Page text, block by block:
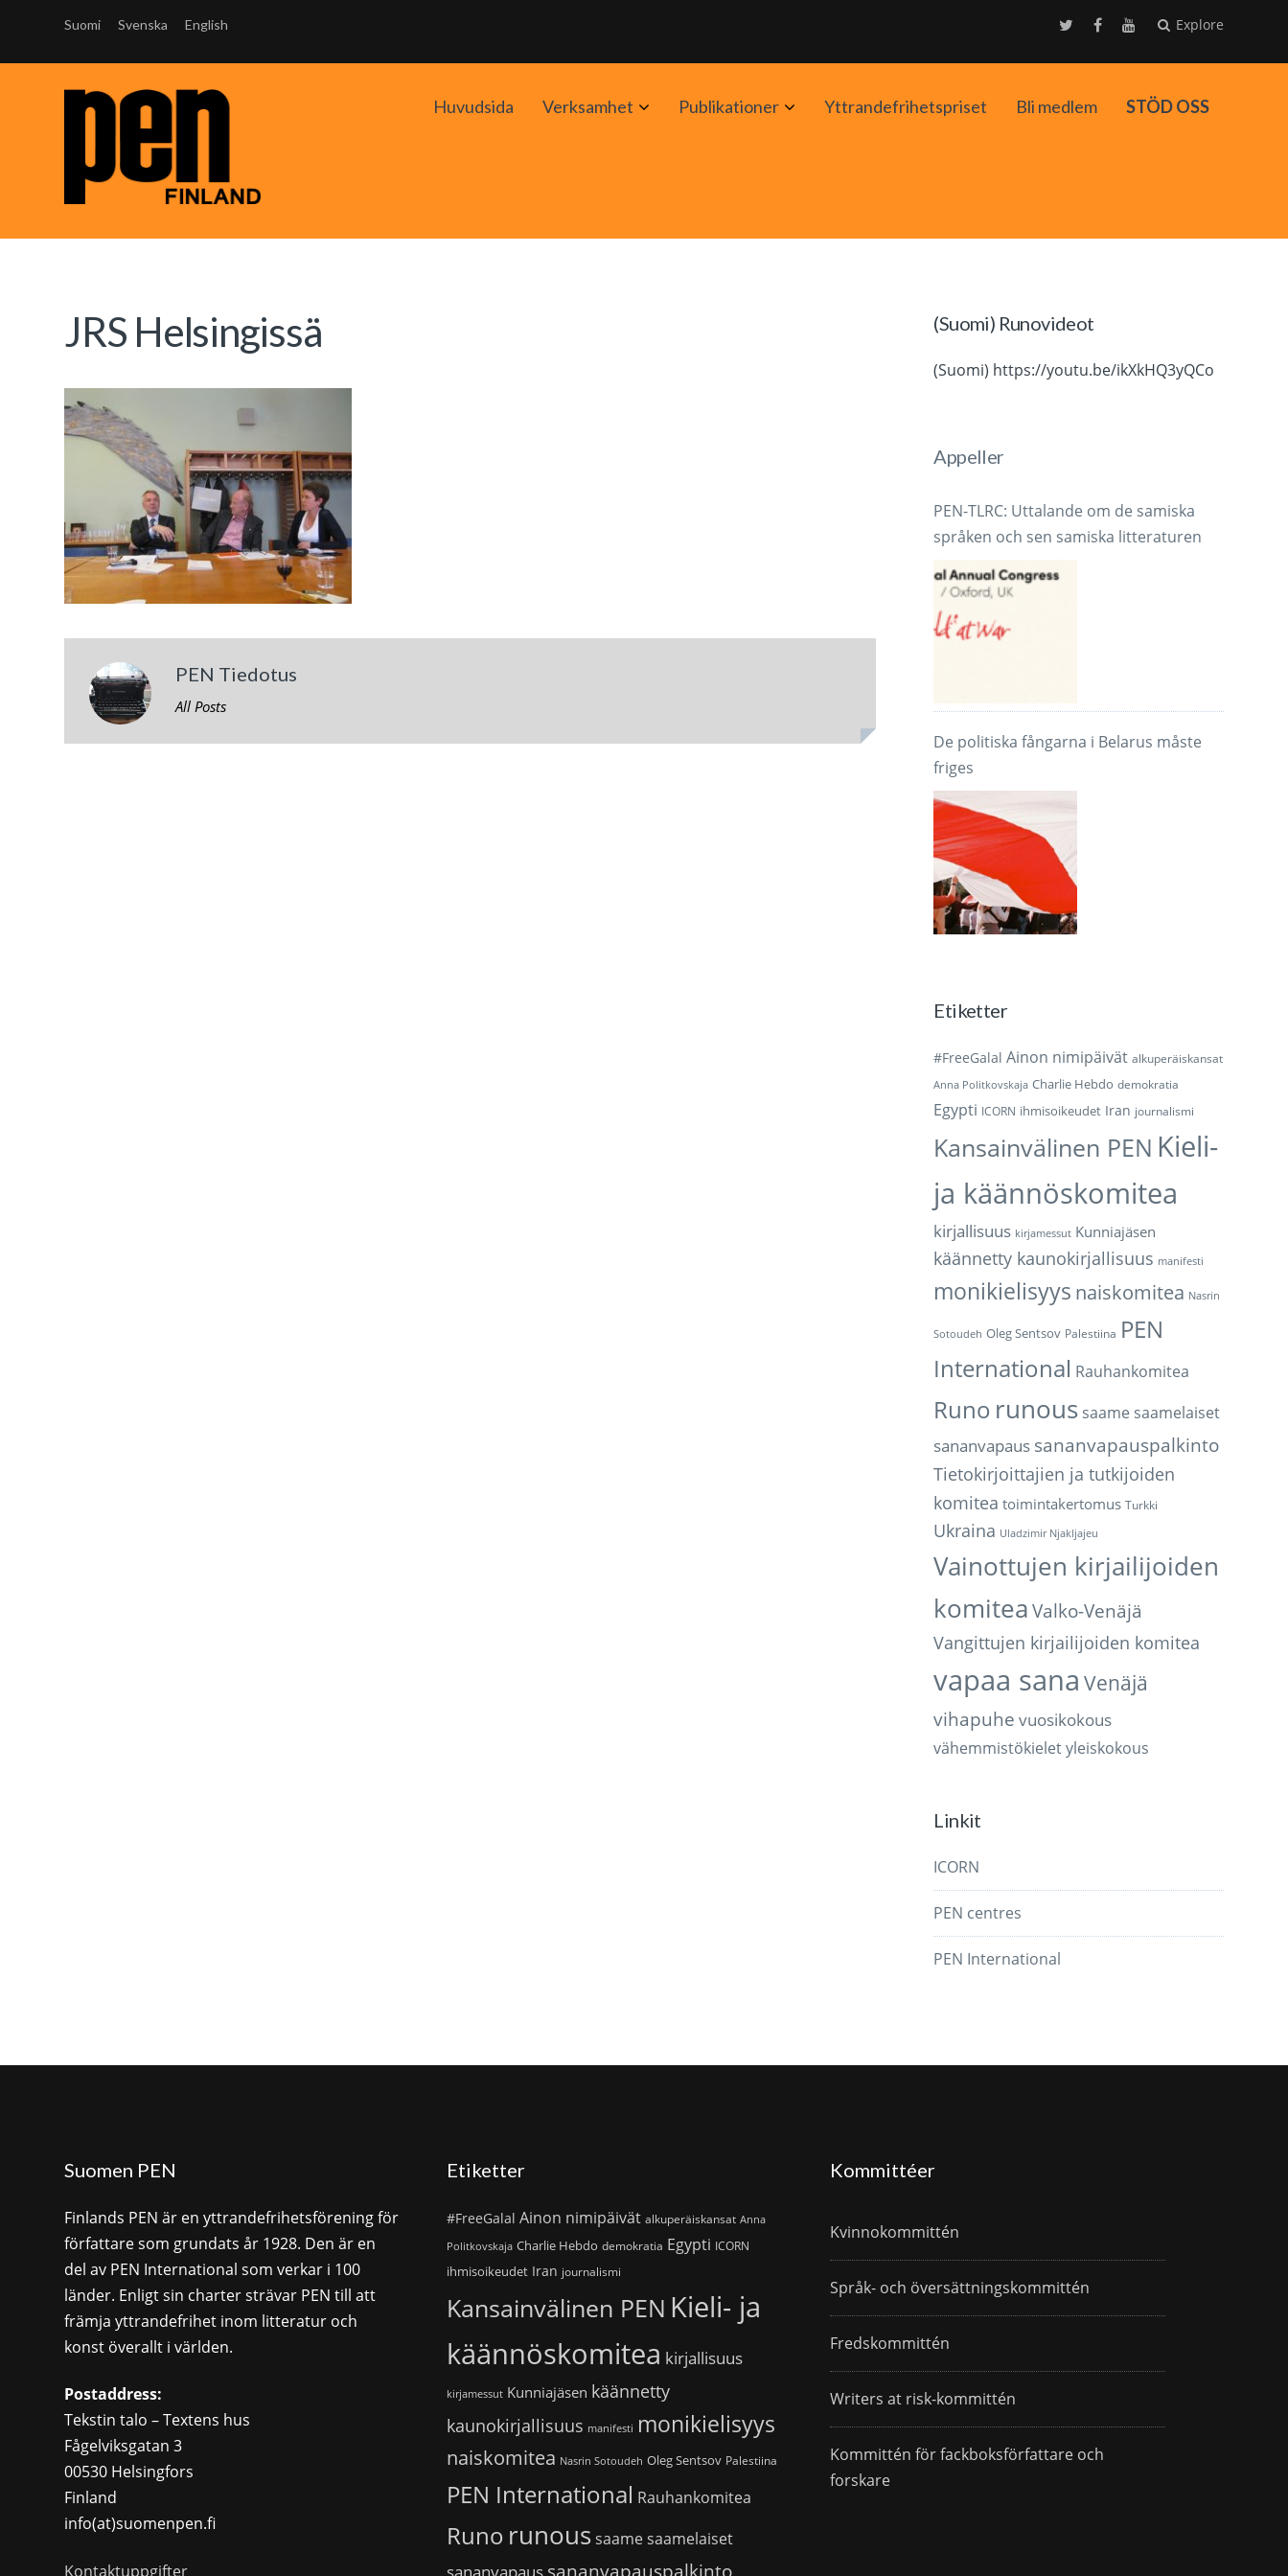
Suomi Svenska English Explore
Huvudsida Verksamhet AvaaPublikationer AvaaYttrandefrihetspriset Bli medlem STÖD OSS
JRS Helsingissä
PEN Tiedotus
All Posts
(Suomi) Runovideot
(Suomi) https://youtu.be/ikXkHQ3yQCo
Appeller
PEN-TLRC: Uttalande om de samiska
språken och sen samiska litteraturen
De politiska fångarna i Belarus måste
friges
Etiketter
#FreeGalal Ainon nimipäivät alkuperäiskansat
Anna Politkovskaja Charlie Hebdo demokratia
Egypti ICORN ihmisoikeudet Iran journalismi
Kansainvälinen PEN Kieli-
ja käännöskomitea
kirjallisuus kirjamessut Kunniajäsen
käännetty kaunokirjallisuus manifesti
monikielisyys naiskomitea Nasrin
Sotoudeh Oleg Sentsov Palestiina PEN
International Rauhankomitea
Runo runous saame saamelaiset
sananvapaus sananvapauspalkinto
Tietokirjoittajien ja tutkijoiden
komitea toimintakertomus Turkki
Ukraina Uladzimir Njakljajeu
Vainottujen kirjailijoiden
komitea Valko-Venäjä
Vangittujen kirjailijoiden komitea
vapaa sana Venäjä
vihapuhe vuosikokous
vähemmistökieletyleiskokous
Linkit
ICORN
PEN centres
PEN International
Suomen PEN
Finlands PEN är en yttrandefrihetsförening för
författare som grundats år 1928. Den är en
del av PEN International som verkar i 100
länder. Enligt sin charter strävar PEN till att
främja yttrandefrihet inom litteratur och
konst överallt i världen.
Postaddress:
Tekstin talo – Textens hus
Fågelviksgatan 3
00530 Helsingfors
Finland
info(at)suomenpen.fi
Kontaktuppgifter
Etiketter
#FreeGalal Ainon nimipäivät alkuperäiskansat Anna
Politkovskaja Charlie Hebdo demokratia Egypti ICORN
ihmisoikeudet Iran journalismi
Kansainvälinen PEN Kieli- ja
käännöskomitea kirjallisuus
kirjamessut Kunniajäsen käännetty
kaunokirjallisuus manifesti monikielisyys
naiskomitea Nasrin Sotoudeh Oleg Sentsov Palestiina
PEN International Rauhankomitea
Runo runoussaamesaamelaiset
sananvapaus sananvapauspalkinto
Kommittéer
Kvinnokommittén
Språk- och översättningskommittén
Fredskommittén
Writers at risk-kommittén
Kommittén för fackboksförfattare och
forskare